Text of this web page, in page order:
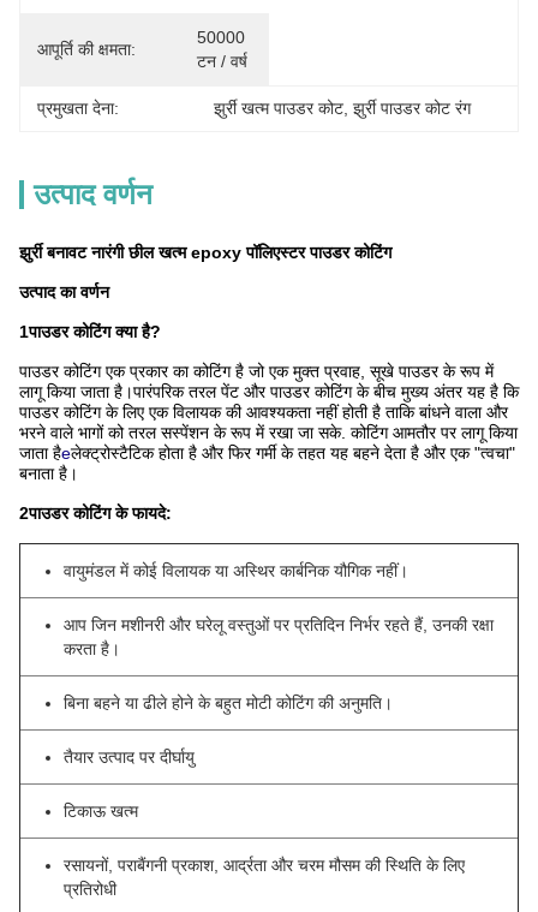
आपूर्ति की क्षमता:
50000
टन / वर्ष
प्रमुखता देना: झुर्री खत्म पाउडर कोट , झुर्री पाउडर कोट रंग
उत्पाद वर्णन
झुर्री बनावट नारंगी छील खत्म epoxy पॉलिएस्टर पाउडर कोटिंग
उत्पाद का वर्णन
1पाउडर कोटिंग क्या है?
पाउडर कोटिंग एक प्रकार का कोटिंग है जो एक मुक्त प्रवाह, सूखे पाउडर के रूप में
लागू किया जाता है।पारंपरिक तरल पेंट और पाउडर कोटिंग के बीच मुख्य अंतर यह है कि
पाउडर कोटिंग के लिए एक विलायक की आवश्यकता नहीं होती है ताकि बांधने वाला और
भरने वाले भागों को तरल सस्पेंशन के रूप में रखा जा सके. कोटिंग आमतौर पर लागू किया
जाता हैeलेक्ट्रोस्टैटिक होता है और फिर गर्मी के तहत यह बहने देता है और एक "त्वचा"
बनाता है।
2पाउडर कोटिंग के फायदे:
वायुमंडल में कोई विलायक या अस्थिर कार्बनिक यौगिक नहीं।
आप जिन मशीनरी और घरेलू वस्तुओं पर प्रतिदिन निर्भर रहते हैं, उनकी रक्षा
करता है।
बिना बहने या ढीले होने के बहुत मोटी कोटिंग की अनुमति।
तैयार उत्पाद पर दीर्घायु
टिकाऊ खत्म
रसायनों, पराबैंगनी प्रकाश, आर्द्रता और चरम मौसम की स्थिति के लिए
प्रतिरोधी